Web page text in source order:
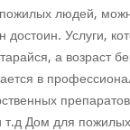
людей,
достоин. Услуги,
а возраст
в
Дом для